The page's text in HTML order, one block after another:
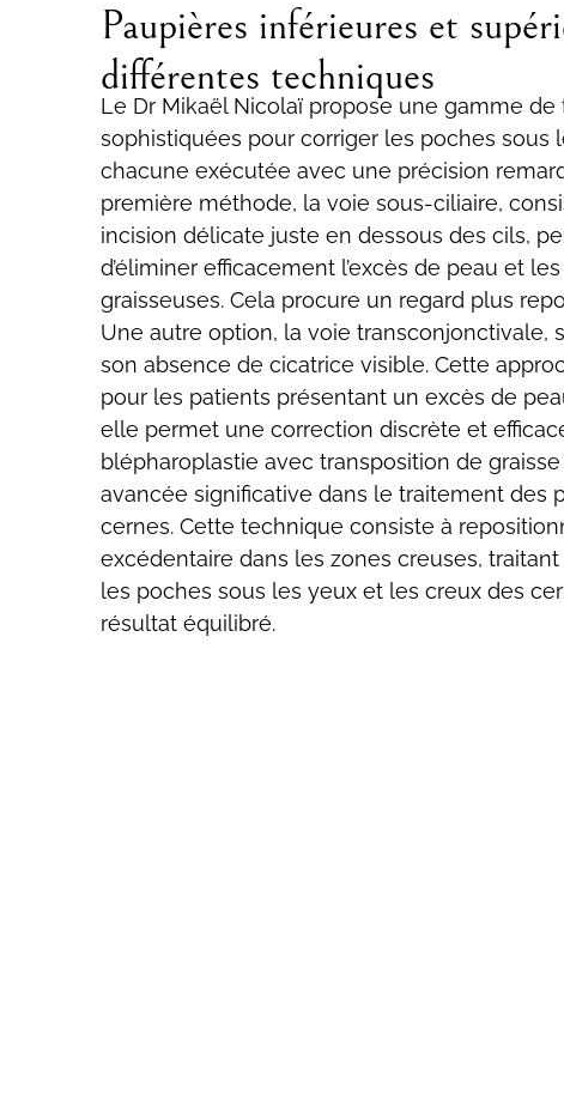
Paupières inférieures et
différentes techniques
Le Dr Mikaël Nicolaï propose une gamme de
sophistiquées pour corriger les poches sous
chacune exécutée avec une précision
première méthode, la voie sous-ciliaire,
incision délicate juste en dessous des cils,
d’éliminer efficacement l’excès de peau et
graisseuses. Cela procure un regard plus
Une autre option, la voie transconjonctivale,
son absence de cicatrice visible. Cette
pour les patients présentant un excès de
elle permet une correction discrète et
blépharoplastie avec transposition de
avancée significative dans le traitement des
cernes. Cette technique consiste à
excédentaire dans les zones creuses,
les poches sous les yeux et les creux des
résultat équilibré.